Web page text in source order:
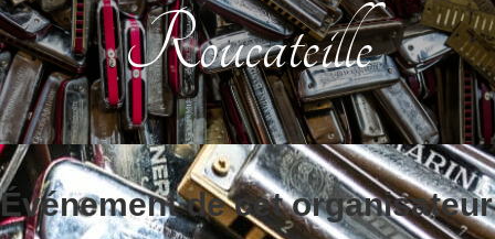
Roucateille
Événement de cet organisateur